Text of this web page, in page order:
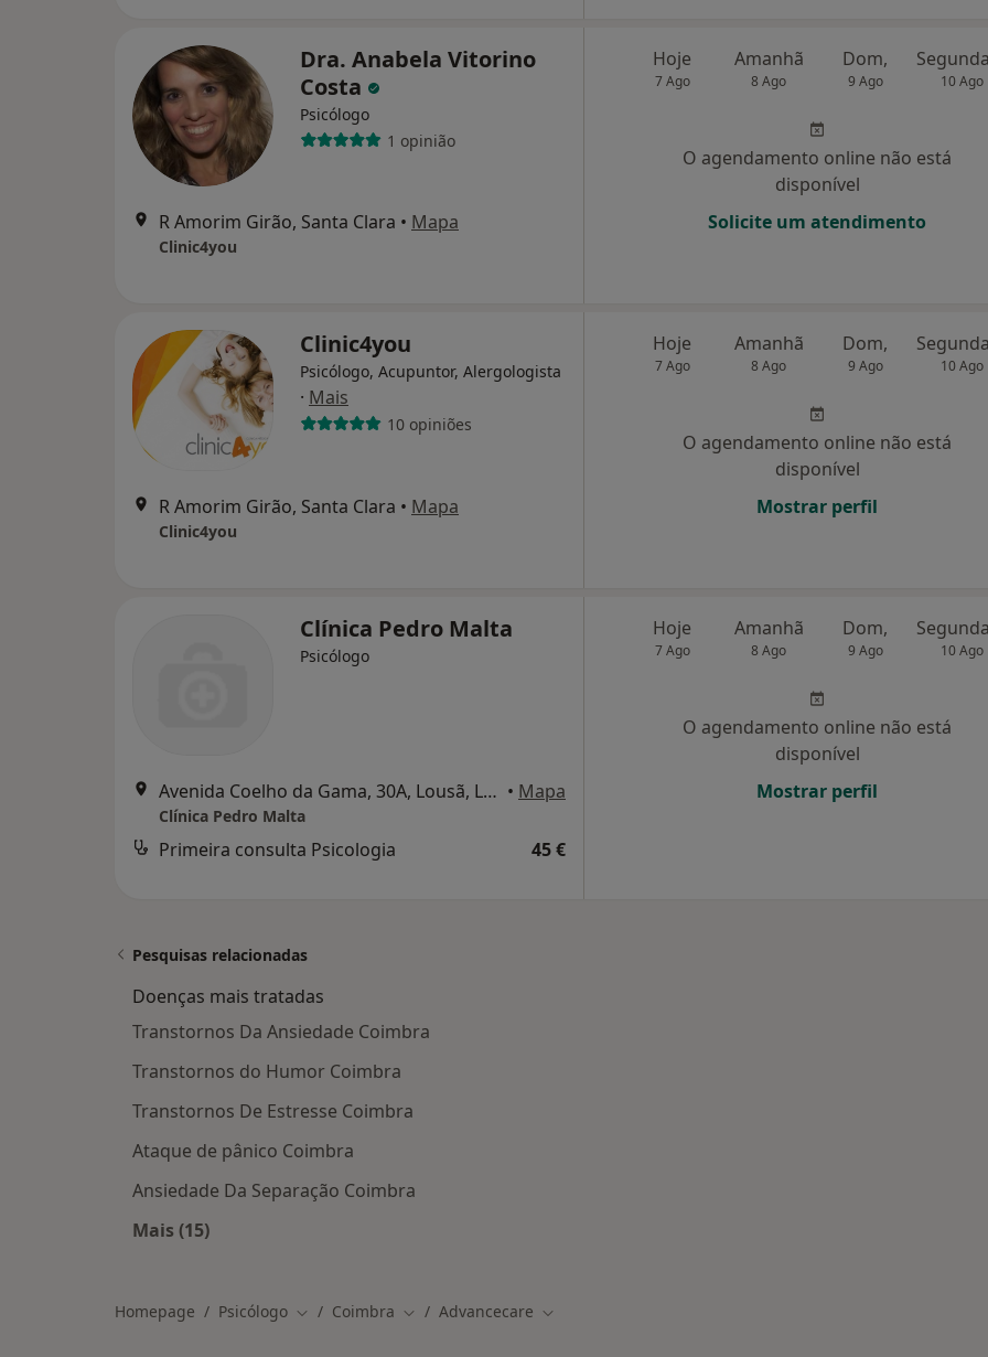
Dra. Anabela Vitorino
Costa
Psicólogo
1 opinião
R Amorim Girão, Santa Clara • Mapa
Clinic4you
Hoje
7 Ago
Amanhã
8 Ago
Dom,
9 Ago 10 Ago
O agendamento online não está
disponível
Solicite um atendimento
Clinic4you
Psicólogo, Acupuntor, Alergologista
· Mais
10 opiniões
R Amorim Girão, Santa Clara • Mapa
Clinic4you
Hoje
7 Ago
Amanhã
8 Ago
Dom,
9 Ago 10 Ago
O agendamento online não está
disponível
Mostrar perfil
Clínica Pedro Malta
Psicólogo
Avenida Coelho da Gama, 30A, Lousã, Lousã • Mapa
Clínica Pedro Malta
Primeira consulta Psicologia 45 €
Hoje
7 Ago
Amanhã
8 Ago
Dom,
9 Ago 10 Ago
O agendamento online não está
disponível
Mostrar perfil
Pesquisas relacionadas
Doenças mais tratadas
Transtornos Da Ansiedade Coimbra
Transtornos do Humor Coimbra
Transtornos De Estresse Coimbra
Ataque de pânico Coimbra
Ansiedade Da Separação Coimbra
Mais (15)
Homepage Psicólogo Mudar de cidade
Coimbra Mudar de cidade
Advancecare Mudar de cidade